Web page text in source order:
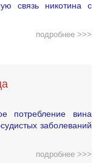
связь никотина с
подробнее >>>
потребление вина
заболеваний
подробнее >>>